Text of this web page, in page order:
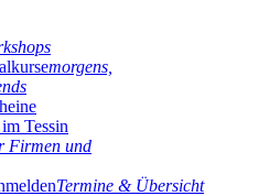
morgens,
Tessin
Firmen und
Termine & Übersicht